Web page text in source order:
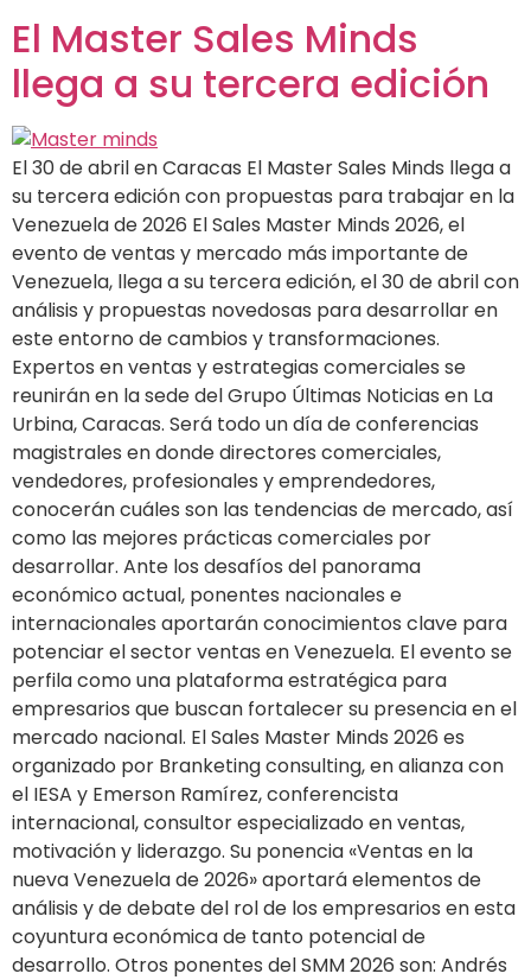
El Master Sales Minds
llega a su tercera edición
El 30 de abril en Caracas El Master Sales Minds llega a
su tercera edición con propuestas para trabajar en la
Venezuela de 2026 El Sales Master Minds 2026, el
evento de ventas y mercado más importante de
Venezuela, llega a su tercera edición, el 30 de abril con
análisis y propuestas novedosas para desarrollar en
este entorno de cambios y transformaciones.
Expertos en ventas y estrategias comerciales se
reunirán en la sede del Grupo Últimas Noticias en La
Urbina, Caracas. Será todo un día de conferencias
magistrales en donde directores comerciales,
vendedores, profesionales y emprendedores,
conocerán cuáles son las tendencias de mercado, así
como las mejores prácticas comerciales por
desarrollar. Ante los desafíos del panorama
económico actual, ponentes nacionales e
internacionales aportarán conocimientos clave para
potenciar el sector ventas en Venezuela. El evento se
perfila como una plataforma estratégica para
empresarios que buscan fortalecer su presencia en el
mercado nacional. El Sales Master Minds 2026 es
organizado por Branketing consulting, en alianza con
el IESA y Emerson Ramírez, conferencista
internacional, consultor especializado en ventas,
motivación y liderazgo. Su ponencia «Ventas en la
nueva Venezuela de 2026» aportará elementos de
análisis y de debate del rol de los empresarios en esta
coyuntura económica de tanto potencial de
desarrollo. Otros ponentes del SMM 2026 son: Andrés